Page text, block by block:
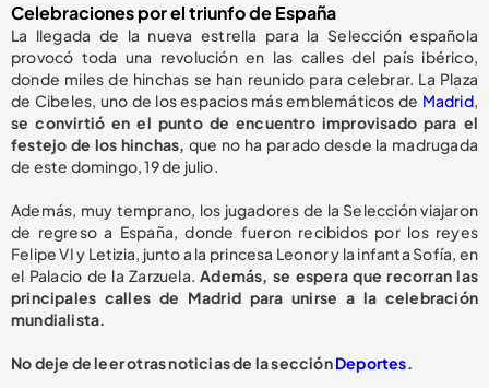
Celebraciones por el triunfo de España
La llegada de la nueva estrella para la Selección española
provocó toda una revolución en las calles del país ibérico,
donde miles de hinchas se han reunido para celebrar. La Plaza
de Cibeles, uno de los espacios más emblemáticos de Madrid,
se convirtió en el punto de encuentro improvisado para el
festejo de los hinchas, que no ha parado desde la madrugada
de este domingo, 19 de julio.
Además, muy temprano, los jugadores de la Selección viajaron
de regreso a España, donde fueron recibidos por los reyes
Felipe VI y Letizia, junto a la princesa Leonor y la infanta Sofía, en
el Palacio de la Zarzuela.Además, se espera que recorran las
principales calles de Madrid para unirse a la celebración
mundialista.
No deje de leer otras noticias de la secciónDeportes.